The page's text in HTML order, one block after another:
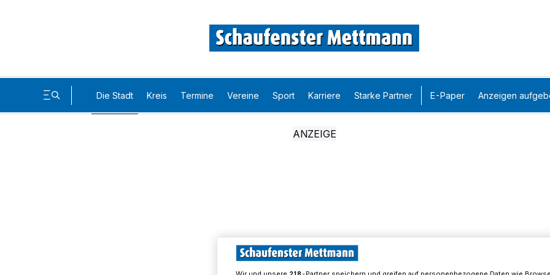
Die Stadt Kreis Termine Vereine Sport Karriere Starke Partner E-Paper Anzeigen
218